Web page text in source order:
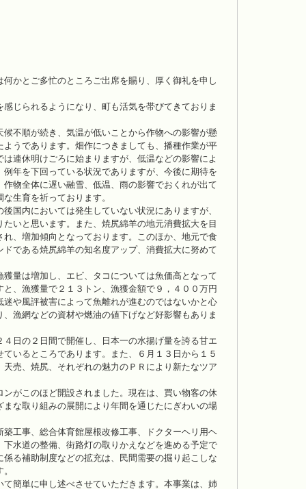
かとご多忙のところご出席を賜り、厚く御礼を申し
じられるようになり、町も活気を帯びてきておりま
不順が続き、気温が低いことから作物への影響が懸
うであります。畑作につきましても、播種作業が平
連休明けごろに始まりますが、低温などの影響によ
年を下回っている状況でありますが、今後に期待を
物全体に遅い融雪、低温、雨の影響でおくれが出て
生育を祈っております。
国内においては発生していない状況にありますが、
いと思います。また、焼尻綿羊の地元消費拡大を目
、増加傾向となっております。このほか、地元で食
である焼尻綿羊の知名度アップ、消費拡大に努めて
量は増加し、エビ、タコについては魚価高となって
、漁獲量で２１３トン、漁獲金額で９，４００万円
や風評被害によって魚離れが進むのではないかと心
漁網などの資材や燃油の値下げなど好影響もありま
日の２日間で開催し、日本一の水揚げ量を誇る甘エ
いるところであります。また、６月１３日から１５
売、焼尻、それぞれの魅力のＰＲにより新たなツア
がこのほど開設されました。現在は、買い物客の休
な取り組みの展開により年間を通じたにぎわいの場
工事、総合体育館屋根改修工事、ドクターヘリ用ヘ
水道の整備、街路灯の取りかえなどを進める予定で
る補助制度などの拡充は、民間需要の掘り起こしな
簡単に申し述べさせていただきます。本事業は、姉